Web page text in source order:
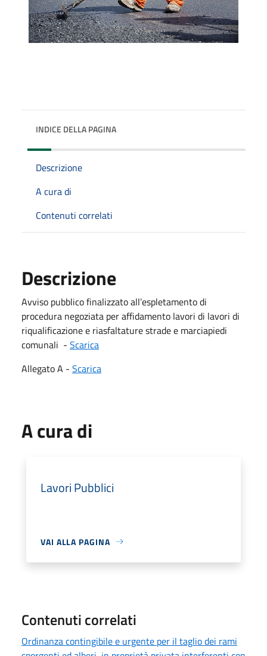
INDICE DELLA PAGINA
Descrizione
A cura di
Contenuti correlati
Descrizione
Avviso pubblico finalizzato all’espletamento di
procedura negoziata per affidamento lavori di lavori di
riqualificazione e riasfaltature strade e marciapiedi
comunali - Scarica
Allegato A - Scarica
A cura di
Lavori Pubblici
VAI ALLA PAGINA
Contenuti correlati
Ordinanza contingibile e urgente per il taglio dei rami